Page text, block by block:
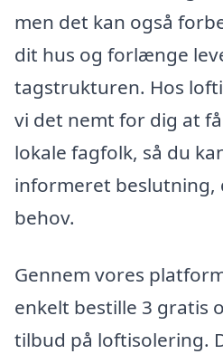
men det kan også
dit hus og forlænge
tagstrukturen. Hos
vi det nemt for dig at
lokale fagfolk, så du
informeret beslutning,
behov.
Gennem vores
enkelt bestille 3 gratis
tilbud på loftisolering.